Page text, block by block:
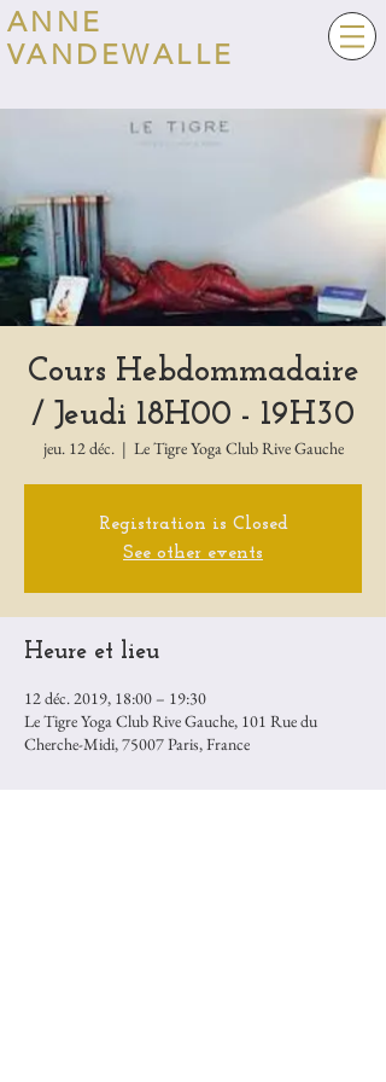
ANNE
VANDEWALLE
Cours Hebdommadaire
/ Jeudi 18H00 - 19H30
jeu. 12 déc.
  |
Le Tigre Yoga Club Rive Gauche
Registration is Closed
See other events
Heure et lieu
12 déc. 2019, 18:00 – 19:30
Le Tigre Yoga Club Rive Gauche, 101 Rue du
Cherche-Midi, 75007 Paris, France